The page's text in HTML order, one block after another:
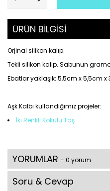
ÜRÜN BİLGİSİ
Orjinal silikon kalıp.
Tekli silikon kalıp. Sabunun
Ebatlar yaklaşık: 5,5cm x 5,5cm x
Aşk Kalbı kullandığımız projeler:
İki Renkli Kokulu Taş
YORUMLAR - 0 yorum
Soru & Cevap